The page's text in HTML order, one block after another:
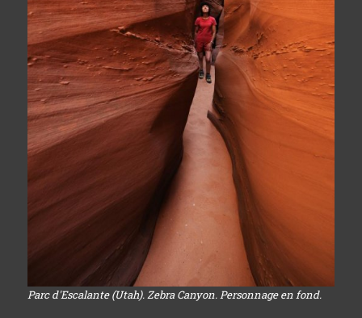
Parc d'Escalante (Utah). Zebra Canyon. Personnage en fond.